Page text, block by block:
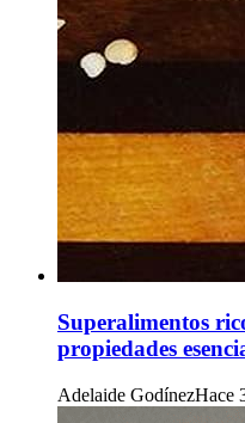
Superalimentos
propiedades
Adelaide GodínezHace